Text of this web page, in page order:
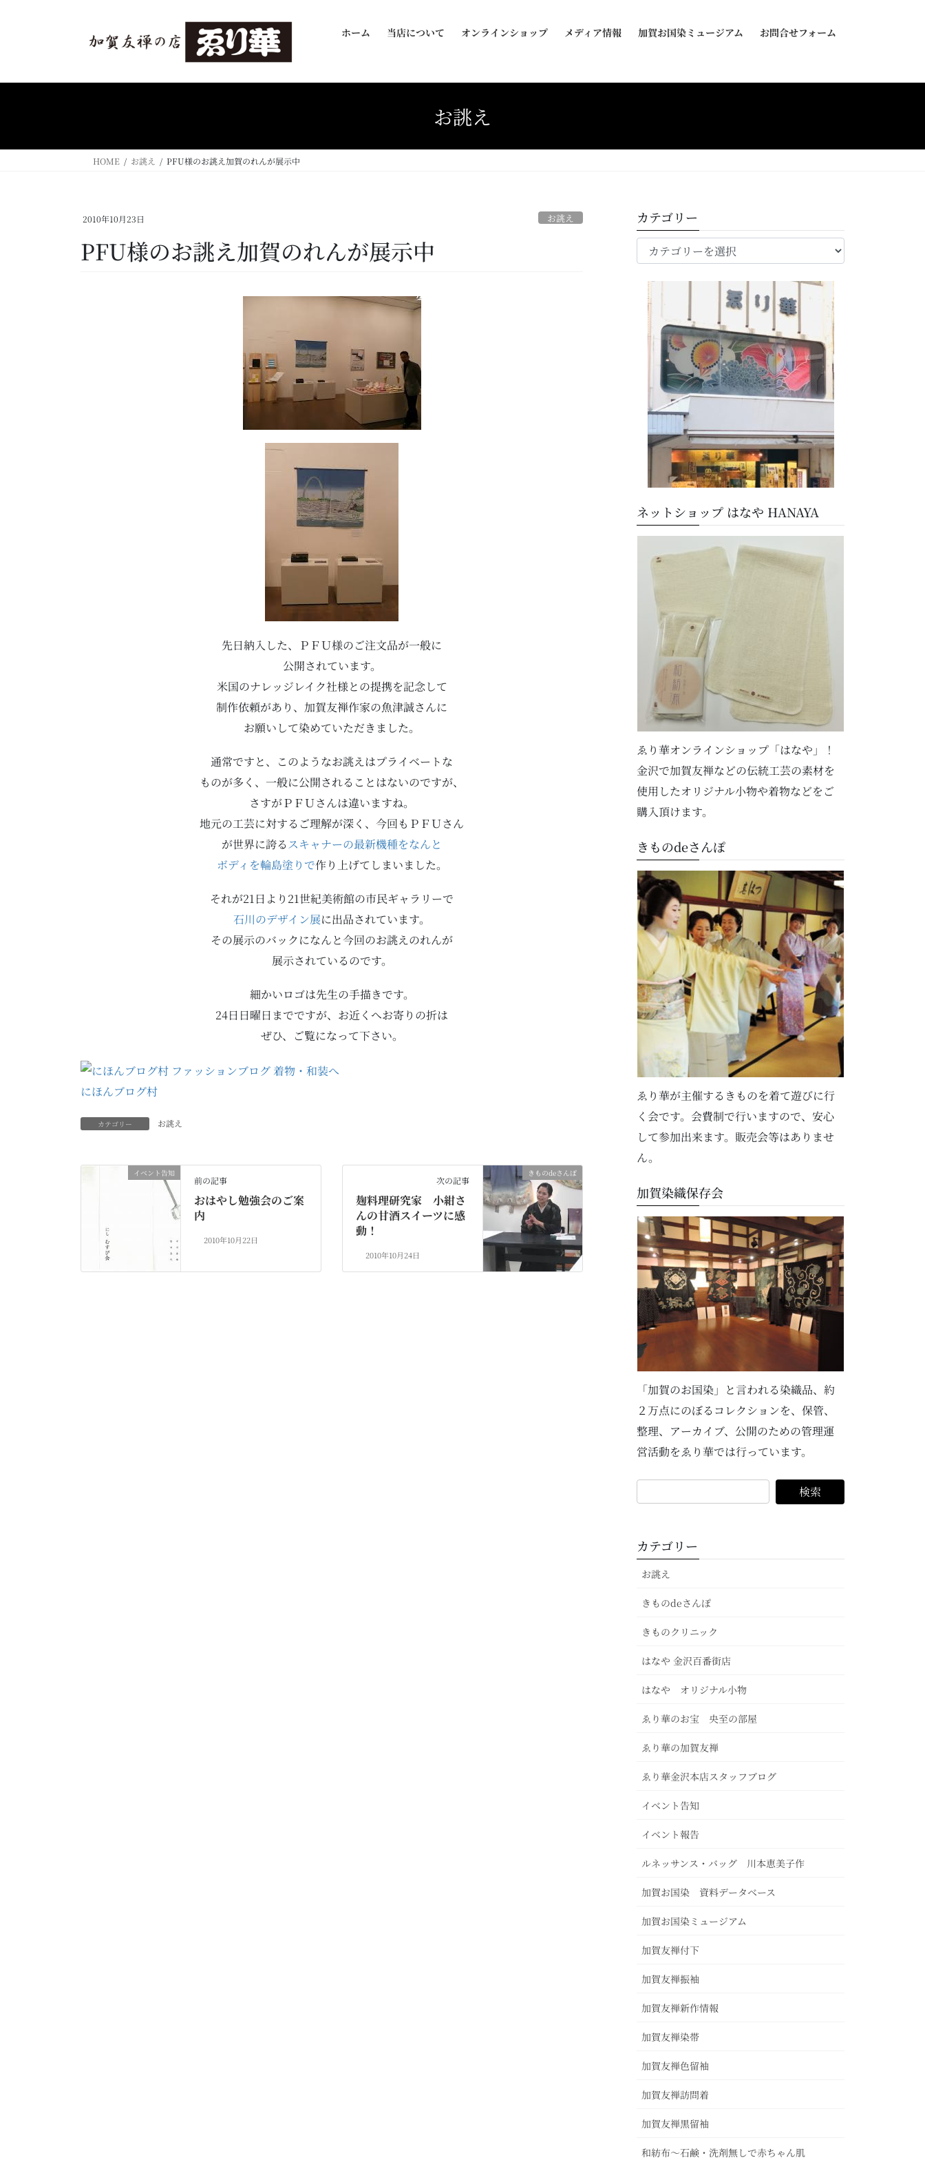
ホーム 当店について オンラインショップ メディア情報 加賀お国染ミュージアム お問合せフォーム
お誂え
HOME お誂え PFU様のお誂え加賀のれんが展示中
2010年10月23日 お誂え
PFU様のお誂え加賀のれんが展示中
先日納入した、ＰＦＵ様のご注文品が一般に
公開されています。
米国のナレッジレイク社様との提携を記念して
制作依頼があり、加賀友禅作家の魚津誠さんに
お願いして染めていただきました。
通常ですと、このようなお誂えはプライベートな
ものが多く、一般に公開されることはないのですが、
さすがＰＦＵさんは違いますね。
地元の工芸に対するご理解が深く、今回もＰＦＵさん
が世界に誇るスキャナーの最新機種をなんと
ボディを輪島塗りで作り上げてしまいました。
それが21日より21世紀美術館の市民ギャラリーで
石川のデザイン展に出品されています。
その展示のバックになんと今回のお誂えのれんが
展示されているのです。
細かいロゴは先生の手描きです。
24日日曜日までですが、お近くへお寄りの折は
ぜひ、ご覧になって下さい。
にほんブログ村
カテゴリー お誂え
イベント告知
前の記事
おはやし勉強会のご案
内
2010年10月22日
きものdeさんぽ
次の記事
麹料理研究家 小紺さ
んの甘酒スイーツに感
動！
2010年10月24日
カテゴリー
カ
テ
ネットショップ はなや HANAYA
ゑり華オンラインショップ「はなや」！
金沢で加賀友禅などの伝統工芸の素材を
使用したオリジナル小物や着物などをご
購入頂けます。
きものdeさんぽ
ゑり華が主催するきものを着て遊びに行
く会です。会費制で行いますので、安心
して参加出来ます。販売会等はありませ
ん。
加賀染織保存会
「加賀のお国染」と言われる染織品、約
２万点にのぼるコレクションを、保管、
整理、アーカイブ、公開のための管理運
営活動をゑり華では行っています。
カテゴリー
お誂え
きものdeさんぽ
きものクリニック
はなや 金沢百番街店
はなや オリジナル小物
ゑり華のお宝 央至の部屋
ゑり華の加賀友禅
ゑり華金沢本店スタッフブログ
イベント告知
イベント報告
ルネッサンス・バッグ 川本恵美子作
加賀お国染 資料データベース
加賀お国染ミュージアム
加賀友禅付下
加賀友禅振袖
加賀友禅新作情報
加賀友禅染帯
加賀友禅色留袖
加賀友禅訪問着
加賀友禅黒留袖
和紡布～石鹸・洗剤無しで赤ちゃん肌